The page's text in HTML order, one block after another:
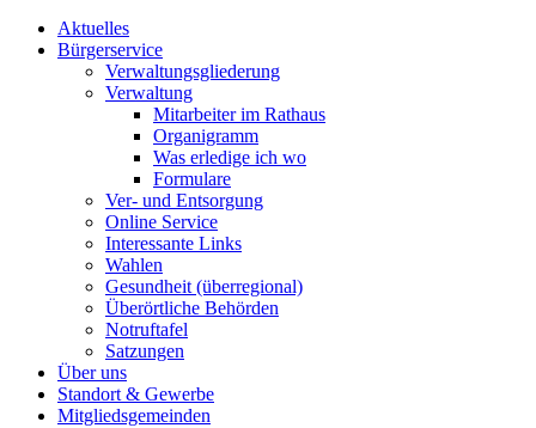
Aktuelles
Bürgerservice
Verwaltungsgliederung
Verwaltung
Mitarbeiter im Rathaus
Organigramm
Was erledige ich wo
Formulare
Ver- und Entsorgung
Online Service
Interessante Links
Wahlen
Gesundheit (überregional)
Überörtliche Behörden
Notruftafel
Satzungen
Über uns
Standort & Gewerbe
Mitgliedsgemeinden